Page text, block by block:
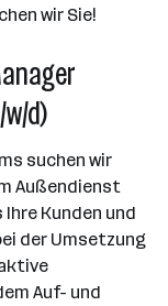
wir Sie!
d)
suchen wir
Außendienst
Kunden und
der Umsetzung
Auf- und